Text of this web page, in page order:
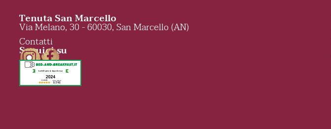
Tenuta San Marcello
Via Melano, 30 - 60030, San Marcello (AN)
Contatti
Seguici su